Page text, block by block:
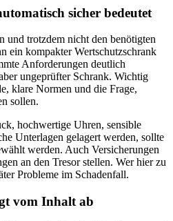
sicher bedeutet
und trotzdem nicht den benötigten
ein kompakter Wertschutzschrank
Anforderungen deutlich
ungeprüfter Schrank. Wichtig
klare Normen und die Frage,
sollen.
hochwertige Uhren, sensible
Unterlagen gelagert werden, sollte
werden. Auch Versicherungen
an den Tresor stellen. Wer hier zu
Probleme im Schadenfall.
vom Inhalt ab